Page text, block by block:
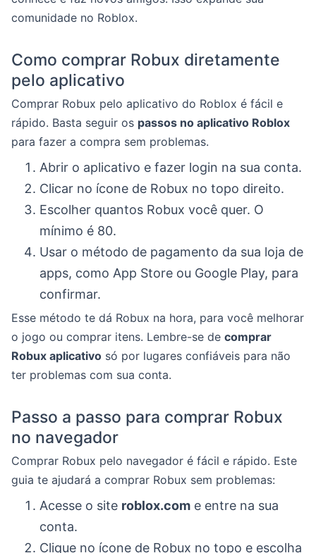
comunidade no Roblox.
Como comprar Robux diretamente
pelo aplicativo
Comprar Robux pelo aplicativo do Roblox é fácil e
rápido. Basta seguir os passos no aplicativo Roblox
para fazer a compra sem problemas.
Abrir o aplicativo e fazer login na sua conta.
Clicar no ícone de Robux no topo direito.
Escolher quantos Robux você quer. O
mínimo é 80.
Usar o método de pagamento da sua loja de
apps, como App Store ou Google Play, para
confirmar.
Esse método te dá Robux na hora, para você melhorar
o jogo ou comprar itens. Lembre-se de comprar
Robux aplicativo só por lugares confiáveis para não
ter problemas com sua conta.
Passo a passo para comprar Robux
no navegador
Comprar Robux pelo navegador é fácil e rápido. Este
guia te ajudará a comprar Robux sem problemas:
Acesse o site roblox.com e entre na sua
conta.
Clique no ícone de Robux no topo e escolha